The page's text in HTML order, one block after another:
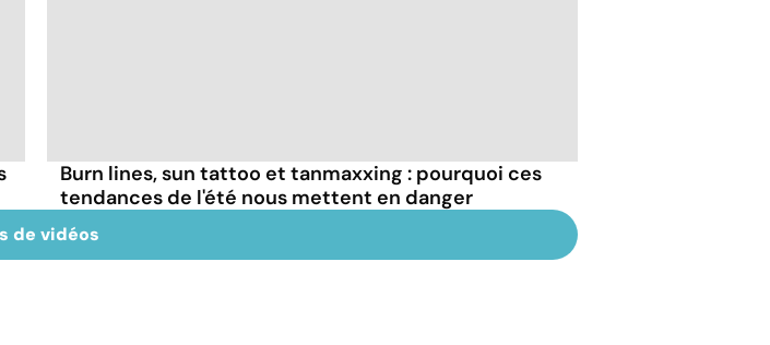
Burn lines, sun tattoo et tanmaxxing : pourquoi ces
tendances de l'été nous mettent en danger
de vidéos